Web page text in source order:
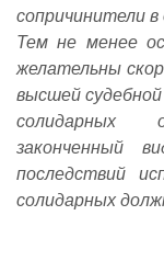
сопричинители
Тем не менее
желательны
высшей
солидарных
законченный
последствий
солидарных